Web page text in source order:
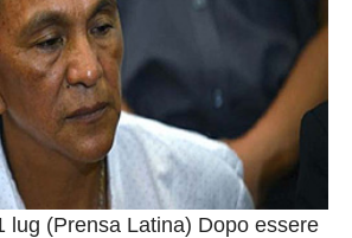
lug (Prensa Latina) Dopo essere